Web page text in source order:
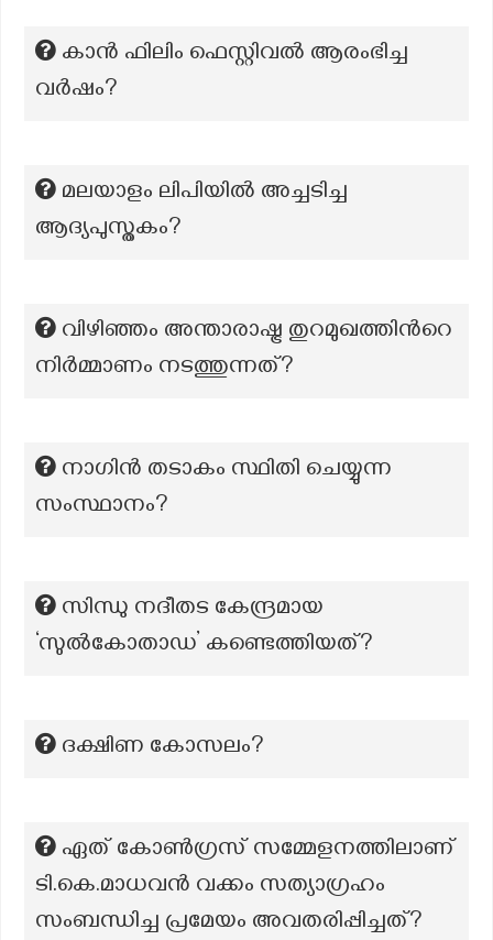
കാൻ ഫിലിം ഫെസ്റ്റിവൽ ആരംഭിച്ച
വർഷം?
മലയാളം ലിപിയില്‍ അച്ചടിച്ച
ആദ്യപുസ്തകം?
വിഴിഞ്ഞം അന്താരാഷ്ട്ര തുറമുഖത്തിന്‍റെ
നിർമ്മാണം നടത്തുന്നത്?
നാഗിൻ തടാകം സ്ഥിതി ചെയ്യുന്ന
സംസ്ഥാനം?
സിന്ധു നദീതട കേന്ദ്രമായ
‘സുൽകോതാഡ’ കണ്ടെത്തിയത്?
ദക്ഷിണ കോസലം?
ഏത് കോൺഗ്രസ് സമ്മേളനത്തിലാണ്
ടി.കെ.മാധവൻ വക്കം സത്യാഗ്രഹം
സംബന്ധിച്ച പ്രമേയം അവതരിപ്പിച്ചത്?